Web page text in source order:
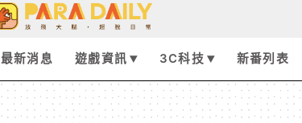
最新消息 遊戲資訊 3C科技 新番列表